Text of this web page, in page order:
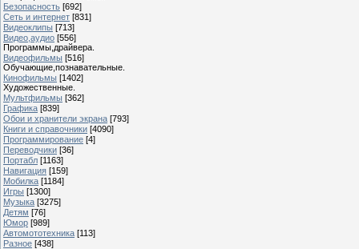
Безопасность [692]
Сеть и интернет [831]
Видеоклипы [713]
Видео,аудио [556]
Программы,драйвера.
Видеофильмы [516]
Обучающие,познавательные.
Кинофильмы [1402]
Художественные.
Мультфильмы [362]
Графика [839]
Обои и хранители экрана [793]
Книги и справочники [4090]
Программирование [4]
Переводчики [36]
Портабл [1163]
Навигация [159]
Мобилка [1184]
Игры [1300]
Музыка [3275]
Детям [76]
Юмор [989]
Автомототехника [113]
Разное [438]